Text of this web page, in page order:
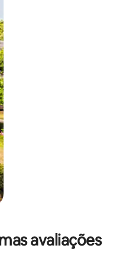
o dedo na tela.
avaliações